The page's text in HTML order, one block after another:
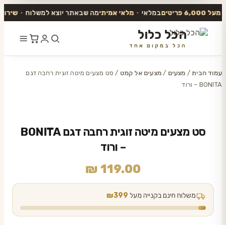
6,000 פריטים במלאי • מלאי אמיתימה שבאתר יוצא למשלוח • שירות
הכל כלול
הכל במקום אחד
לתוכן
עמוד הבית/ מצעים /מצעים אל קמט / סט מצעים מיטה זוגית רחבה דגם
BONITA – ורוד
סט מצעים מיטה זוגית רחבה דגם BONITA
– ורוד
₪ 119.00
משלוח חינם בקנייה מעל ₪399